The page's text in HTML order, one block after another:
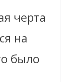
черта
на
было